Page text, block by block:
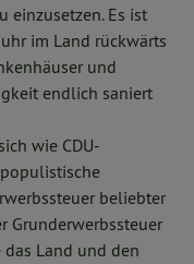
einzusetzen. Es ist
im Land rückwärts
und
endlich saniert
wie CDU-
beliebter
Grunderwerbssteuer
Land und den